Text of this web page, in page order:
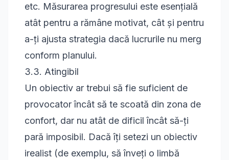
etc. Măsurarea progresului este esențială
atât pentru a rămâne motivat, cât și pentru
a-ți ajusta strategia dacă lucrurile nu merg
conform planului.
3.3. Atingibil
Un obiectiv ar trebui să fie suficient de
provocator încât să te scoată din zona de
confort, dar nu atât de dificil încât să-ți
pară imposibil. Dacă îți setezi un obiectiv
irealist (de exemplu, să înveți o limbă